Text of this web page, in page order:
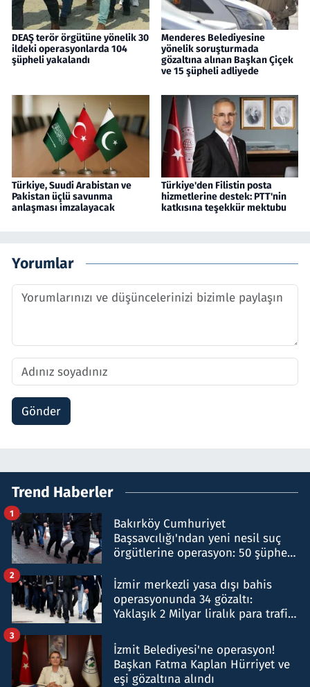
DEAŞ terör örgütüne yönelik 30
ildeki operasyonlarda 104
şüpheli yakalandı
Menderes Belediyesine
yönelik soruşturmada
gözaltına alınan Başkan Çiçek
ve 15 şüpheli adliyede
Türkiye, Suudi Arabistan ve
Pakistan üçlü savunma
anlaşması imzalayacak
Türkiye'den Filistin posta
hizmetlerine destek: PTT'nin
katkısına teşekkür mektubu
Yorumlar
Gönder
Trend Haberler
Bakırköy Cumhuriyet
Başsavcılığı'ndan yeni nesil suç
örgütlerine operasyon: 50 şüpheli
1
İzmir merkezli yasa dışı bahis
operasyonunda 34 gözaltı:
Yaklaşık 2 Milyar liralık para trafiği
2
İzmit Belediyesi'ne operasyon!
Başkan Fatma Kaplan Hürriyet ve
eşi gözaltına alındı
3